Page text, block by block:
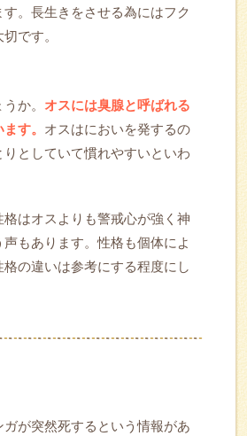
。長生きをさせる為にはフク
です。
か。 オスには臭腺と呼ばれる
す。 オスはにおいを発するの
としていて慣れやすいといわ
はオスよりも警戒心が強く神
もあります。性格も個体によ
の違いは参考にする程度にし
が突然死するという情報があ